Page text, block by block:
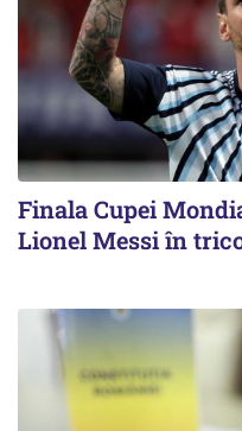
Finala Cupei
Lionel Messi în